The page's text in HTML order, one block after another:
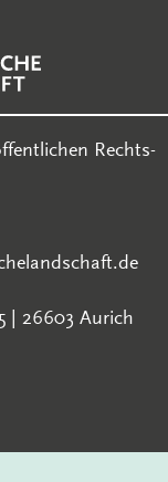
Rechts-
| 26603 Aurich